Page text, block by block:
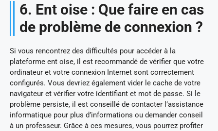
6. Ent oise : Que faire en cas
de problème de connexion ?
Si vous rencontrez des difficultés pour accéder à la
plateforme ent oise, il est recommandé de vérifier que votre
ordinateur et votre connexion Internet sont correctement
configurés. Vous devriez également vider le cache de votre
navigateur et vérifier votre identifiant et mot de passe. Si le
problème persiste, il est conseillé de contacter l’assistance
informatique pour plus d’informations ou demander conseil
à un professeur. Grâce à ces mesures, vous pourrez profiter